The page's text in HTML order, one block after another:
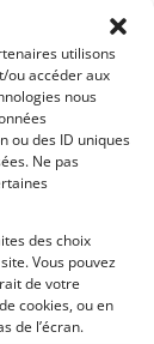
utilisons
ou accéder aux
nous
ou des ID uniques
Ne pas
des choix
Vous pouvez
de votre
cookies, ou en
de l’écran.